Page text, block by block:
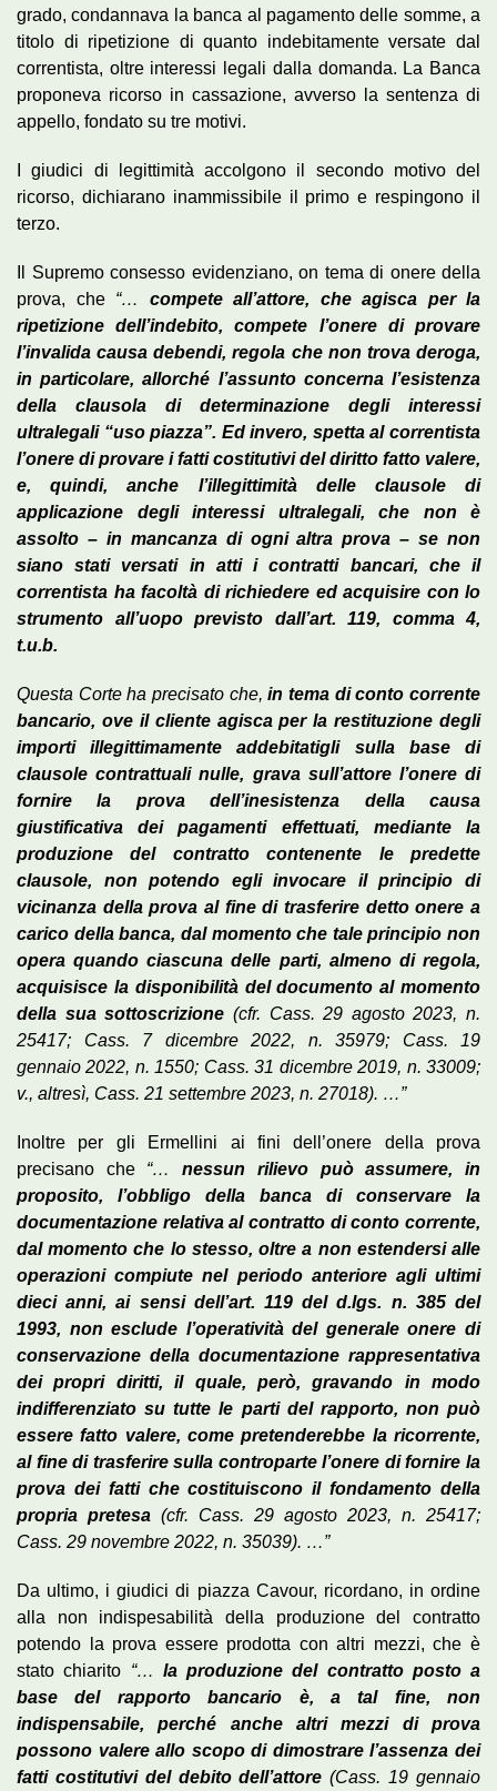
grado, condannava la banca al pagamento delle somme, a
titolo di ripetizione di quanto indebitamente versate dal
correntista, oltre interessi legali dalla domanda. La Banca
proponeva ricorso in cassazione, avverso la sentenza di
appello, fondato su tre motivi.
I giudici di legittimità accolgono il secondo motivo del
ricorso, dichiarano inammissibile il primo e respingono il
terzo.
Il Supremo consesso evidenziano, on tema di onere della
prova, che “… compete all’attore, che agisca per la
ripetizione dell’indebito, compete l’onere di provare
l’invalida causa debendi, regola che non trova deroga,
in particolare, allorché l’assunto concerna l’esistenza
della clausola di determinazione degli interessi
ultralegali “uso piazza”. Ed invero, spetta al correntista
l’onere di provare i fatti costitutivi del diritto fatto valere,
e, quindi, anche l’illegittimità delle clausole di
applicazione degli interessi ultralegali, che non è
assolto – in mancanza di ogni altra prova – se non
siano stati versati in atti i contratti bancari, che il
correntista ha facoltà di richiedere ed acquisire con lo
strumento all’uopo previsto dall’art. 119, comma 4,
t.u.b.
Questa Corte ha precisato che,in tema di conto corrente
bancario, ove il cliente agisca per la restituzione degli
importi illegittimamente addebitatigli sulla base di
clausole contrattuali nulle, grava sull’attore l’onere di
fornire la prova dell’inesistenza della causa
giustificativa dei pagamenti effettuati, mediante la
produzione del contratto contenente le predette
clausole, non potendo egli invocare il principio di
vicinanza della prova al fine di trasferire detto onere a
carico della banca, dal momento che tale principio non
opera quando ciascuna delle parti, almeno di regola,
acquisisce la disponibilità del documento al momento
della sua sottoscrizione (cfr. Cass. 29 agosto 2023, n.
25417; Cass. 7 dicembre 2022, n. 35979; Cass. 19
gennaio 2022, n. 1550; Cass. 31 dicembre 2019, n. 33009;
v., altresì, Cass. 21 settembre 2023, n. 27018). …”
Inoltre per gli Ermellini ai fini dell’onere della prova
precisano che “…nessun rilievo può assumere, in
proposito, l’obbligo della banca di conservare la
documentazione relativa al contratto di conto corrente,
dal momento che lo stesso, oltre a non estendersi alle
operazioni compiute nel periodo anteriore agli ultimi
dieci anni, ai sensi dell’art. 119 del d.lgs. n. 385 del
1993, non esclude l’operatività del generale onere di
conservazione della documentazione rappresentativa
dei propri diritti, il quale, però, gravando in modo
indifferenziato su tutte le parti del rapporto, non può
essere fatto valere, come pretenderebbe la ricorrente,
al fine di trasferire sulla controparte l’onere di fornire la
prova dei fatti che costituiscono il fondamento della
propria pretesa (cfr. Cass. 29 agosto 2023, n. 25417;
Cass. 29 novembre 2022, n. 35039). …”
Da ultimo, i giudici di piazza Cavour, ricordano, in ordine
alla non indispesabilità della produzione del contratto
potendo la prova essere prodotta con altri mezzi, che è
stato chiarito “… la produzione del contratto posto a
base del rapporto bancario è, a tal fine, non
indispensabile, perché anche altri mezzi di prova
possono valere allo scopo di dimostrare l’assenza dei
fatti costitutivi del debito dell’attore (Cass. 19 gennaio